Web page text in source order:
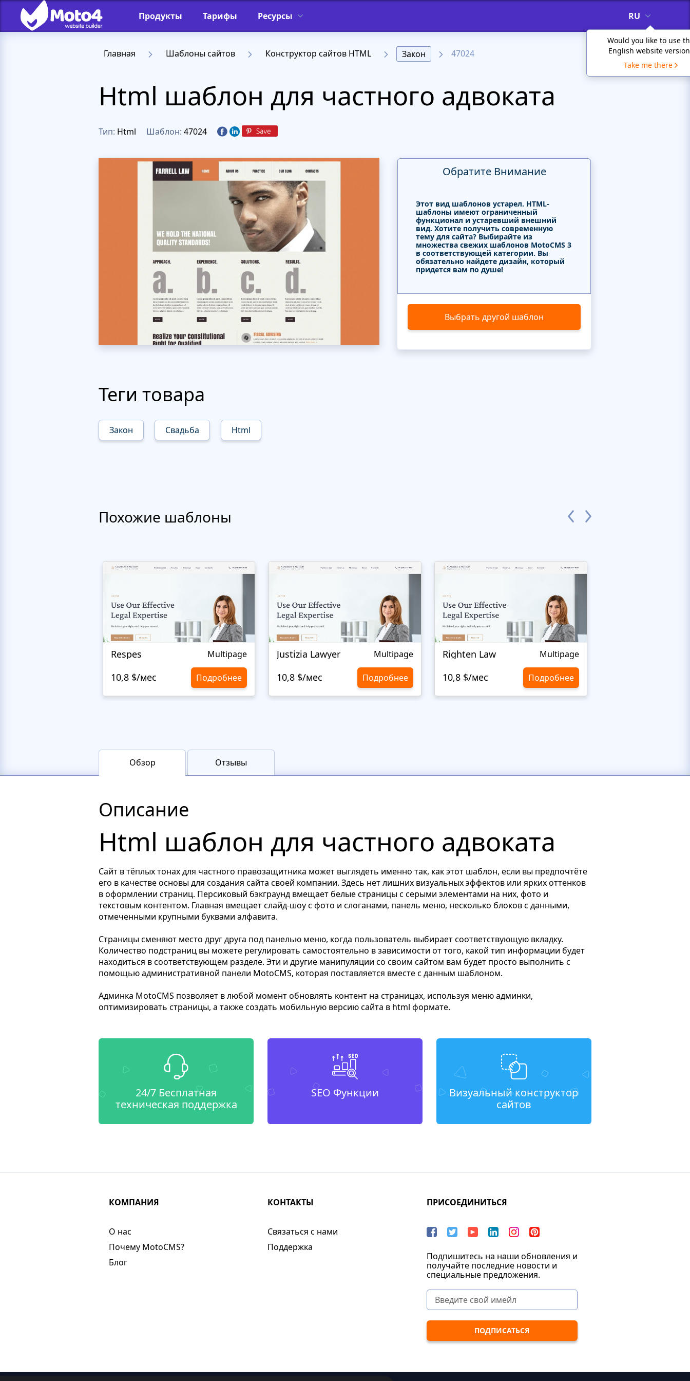
Продукты Тарифы Ресурсы RU
Would you like to use
English website
Take me there
Главная Шаблоны сайтов Конструктор сайтов HTML Закон 47024
Html шаблон для частного адвоката
Тип: Html Шаблон: 47024
Теги товара
Закон Свадьба Html
Обратите Внимание
Этот вид шаблонов устарел. HTML-
шаблоны имеют ограниченный
функционал и устаревший внешний
вид. Хотите получить современную
тему для сайта? Выбирайте из
множества свежих шаблонов MotoCMS 3
в соответствующей категории. Вы
обязательно найдете дизайн, который
придется вам по душе!
Выбрать другой шаблон
Похожие шаблоны
Respes Multipage
10,8 $/мес Подробнее
Justizia Lawyer Multipage
10,8 $/мес Подробнее
Righten Law Multipage
10,8 $/мес Подробнее
Обзор Отзывы
Описание
Html шаблон для частного адвоката
Сайт в тёплых тонах для частного правозащитника может выглядеть именно так, как этот шаблон, если вы предпочтёте
его в качестве основы для создания сайта своей компании. Здесь нет лишних визуальных эффектов или ярких оттенков
в оформлении страниц. Персиковый бэкграунд вмещает белые страницы с серыми элементами на них, фото и
текстовым контентом. Главная вмещает слайд-шоу с фото и слоганами, панель меню, несколько блоков с данными,
отмеченными крупными буквами алфавита.
Страницы сменяют место друг друга под панелью меню, когда пользователь выбирает соответствующую вкладку.
Количество подстраниц вы можете регулировать самостоятельно в зависимости от того, какой тип информации будет
находиться в соответствующем разделе. Эти и другие манипуляции со своим сайтом вам будет просто выполнить с
помощью административной панели MotoCMS, которая поставляется вместе с данным шаблоном.
Админка MotoCMS позволяет в любой момент обновлять контент на страницах, используя меню админки,
оптимизировать страницы, а также создать мобильную версию сайта в html формате.
24/7 Бесплатная
техническая поддержка
SEO Функции
Визуальный конструктор
сайтов
КОМПАНИЯ
О нас​
Почему MotoCMS?
Блог
КОНТАКТЫ
Связаться с нами
Поддержка
ПРИСОЕДИНИТЬСЯ
Подпишитесь на наши обновления и
получайте последние новости и
специальные предложения.